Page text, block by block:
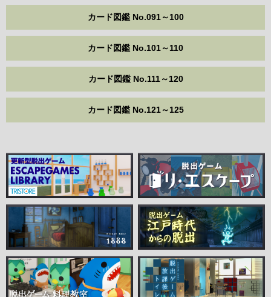
カード図鑑 No.091～100
カード図鑑 No.101～110
カード図鑑 No.111～120
カード図鑑 No.121～125